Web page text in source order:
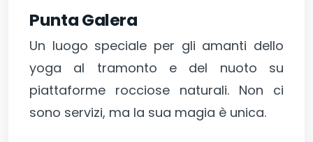
Punta Galera
Un luogo speciale per gli amanti dello
yoga al tramonto e del nuoto su
piattaforme rocciose naturali. Non ci
sono servizi, ma la sua magia è unica.